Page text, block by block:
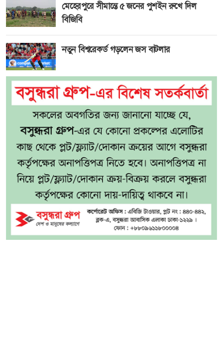
মেহেরপুরে সীমান্তে ৫ জনের পুশইন রুখে দিল
বিজিবি
নতুন বিশ্বরেকর্ড গড়লেন জস বাটলার